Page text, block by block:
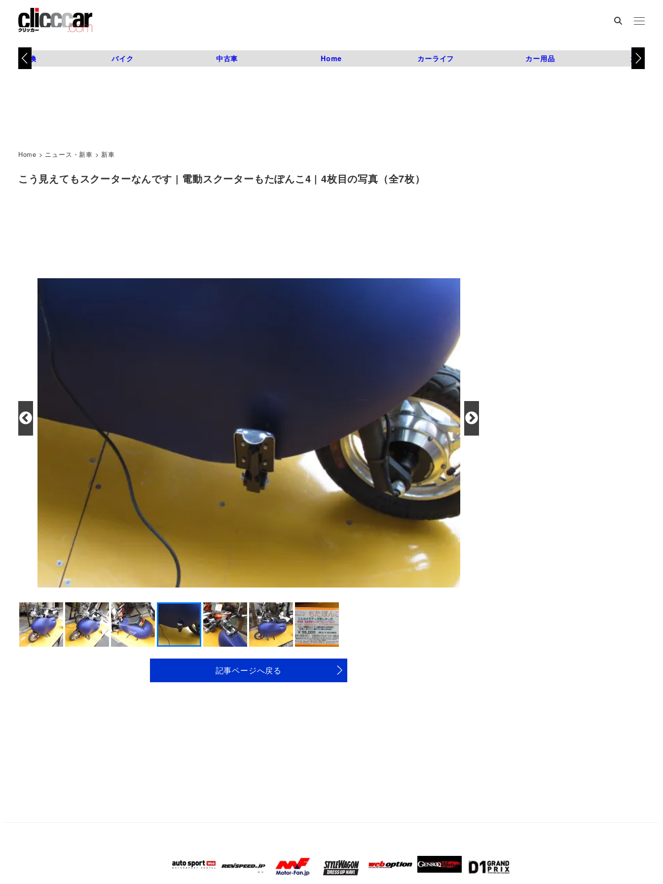
タイヤ交換 バイク 中古車 Home カーライフ カー用品 カスタム
Home > ニュース・新車 > 新車
こう見えてもスクーターなんです | 電動スクーターもたぽんこ4 | 4枚目の写真（全7枚）
記事ページへ戻る